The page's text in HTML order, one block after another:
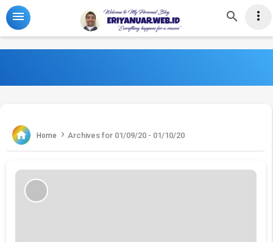
-->
  
 Home › Archives for 01/09/20 - 01/10/20